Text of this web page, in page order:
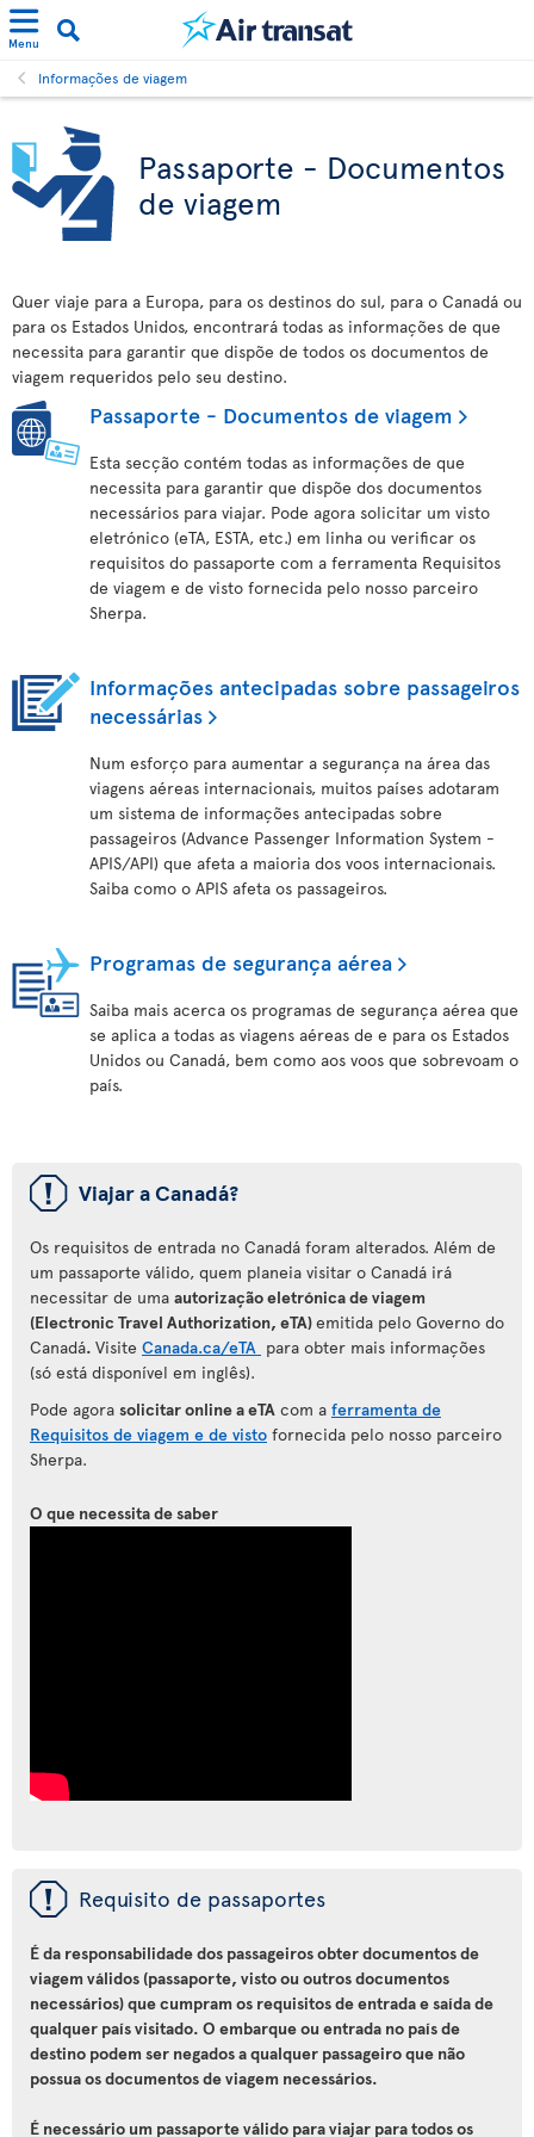
Menu
Informações de viagem
Passaporte - Documentos
de viagem
Quer viaje para a Europa, para os destinos do sul, para o Canadá ou
para os Estados Unidos, encontrará todas as informações de que
necessita para garantir que dispõe de todos os documentos de
viagem requeridos pelo seu destino.
Passaporte - Documentos de viagem
Esta secção contém todas as informações de que
necessita para garantir que dispõe dos documentos
necessários para viajar. Pode agora solicitar um visto
eletrónico (eTA, ESTA, etc.) em linha ou verificar os
requisitos do passaporte com a ferramenta Requisitos
de viagem e de visto fornecida pelo nosso parceiro
Sherpa.
Informações antecipadas sobre passageiros
necessárias
Num esforço para aumentar a segurança na área das
viagens aéreas internacionais, muitos países adotaram
um sistema de informações antecipadas sobre
passageiros (Advance Passenger Information System -
APIS/API) que afeta a maioria dos voos internacionais.
Saiba como o APIS afeta os passageiros.
Programas de segurança aérea
Saiba mais acerca os programas de segurança aérea que
se aplica a todas as viagens aéreas de e para os Estados
Unidos ou Canadá, bem como aos voos que sobrevoam o
país.
ü Viajar a Canadá?
Os requisitos de entrada no Canadá foram alterados. Além de
um passaporte válido, quem planeia visitar o Canadá irá
necessitar de uma autorização eletrónica de viagem
(Electronic Travel Authorization, eTA)emitida pelo Governo do
Canadá. Visite Canada.ca/eTA para obter mais informações
(só está disponível em inglês).
Pode agora solicitar online a eTA com a ferramenta de
Requisitos de viagem e de visto fornecida pelo nosso parceiro
Sherpa.
O que necessita de saber
ü Requisito de passaportes
É da responsabilidade dos passageiros obter documentos de
viagem válidos (passaporte, visto ou outros documentos
necessários) que cumpram os requisitos de entrada e saída de
qualquer país visitado. O embarque ou entrada no país de
destino podem ser negados a qualquer passageiro que não
possua os documentos de viagem necessários.
É necessário um passaporte válido para viajar para todos os